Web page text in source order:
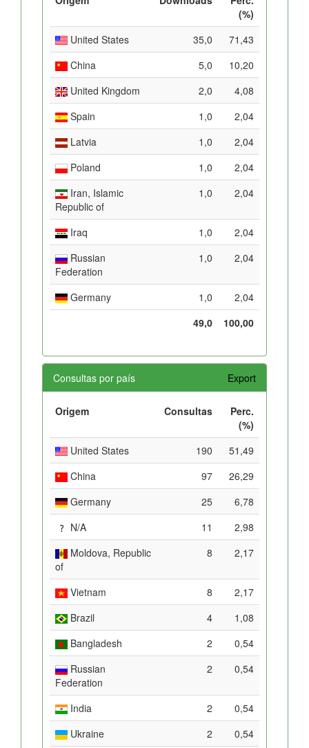
(%)
United States
35,0
71,43
China
5,0
10,20
United Kingdom
2,0
4,08
Spain
1,0
2,04
Latvia
1,0
2,04
Poland
1,0
2,04
Iran, Islamic
Republic of
1,0 2,04
Iraq 1,0
2,04
Russian
Federation
1,0 2,04
Germany 1,0
2,04
49,0
100,00
Consultas por país Export
Origem Consultas
Perc.
(%)
United States
190
51,49
China
97
26,29
Germany
25
6,78
N/A
11
2,98
Moldova, Republic
of
8 2,17
Vietnam 8
2,17
Brazil
4
1,08
Bangladesh
2
0,54
Russian
Federation
2 0,54
India 2
0,54
Ukraine
2
0,54